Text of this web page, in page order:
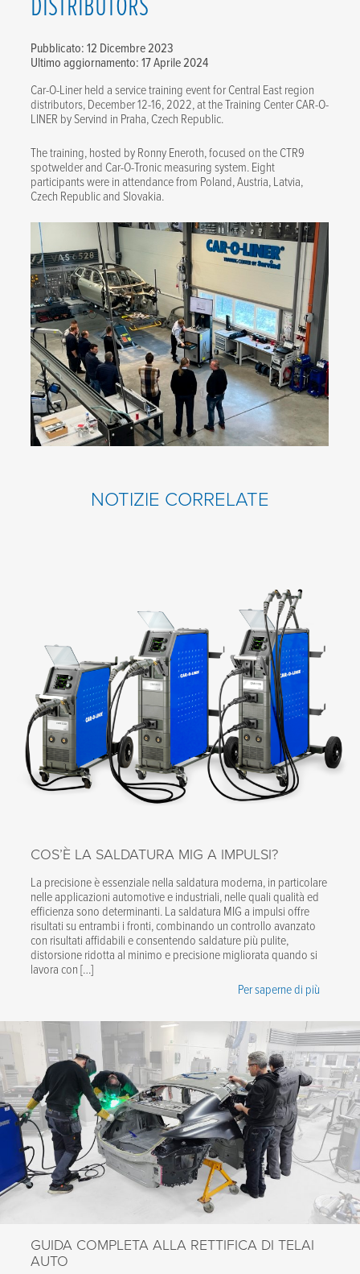
Pubblicato: 12 Dicembre 2023
Ultimo aggiornamento: 17 Aprile 2024
Car-O-Liner held a service training event for Central East region
distributors, December 12-16, 2022, at the Training Center CAR-O-
LINER by Servind in Praha, Czech Republic.
The training, hosted by Ronny Eneroth, focused on the CTR9
spotwelder and Car-O-Tronic measuring system. Eight
participants were in attendance from Poland, Austria, Latvia,
Czech Republic and Slovakia.
NOTIZIE CORRELATE
COS’È LA SALDATURA MIG A IMPULSI?
La precisione è essenziale nella saldatura moderna, in particolare
nelle applicazioni automotive e industriali, nelle quali qualità ed
efficienza sono determinanti. La saldatura MIG a impulsi offre
risultati su entrambi i fronti, combinando un controllo avanzato
con risultati affidabili e consentendo saldature più pulite,
distorsione ridotta al minimo e precisione migliorata quando si
lavora con […]
Per saperne di più
GUIDA COMPLETA ALLA RETTIFICA DI TELAI
AUTO